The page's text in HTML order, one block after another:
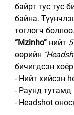
байрт тус тус
байна.
тоглогч боллоо.
“Mzinho” нийт
өөрийн
бичигдсэн
- Нийт хийсэн
- Раунд
- Headshot